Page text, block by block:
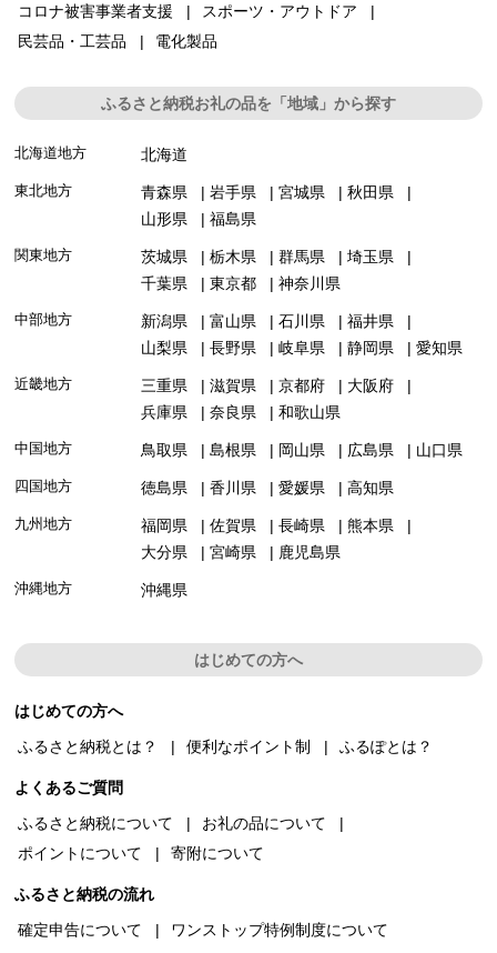
コロナ被害事業者支援
スポーツ・アウトドア
民芸品・工芸品
電化製品
ふるさと納税お礼の品を「地域」から探す
北海道地方 北海道
東北地方 青森県 岩手県 宮城県
秋田県
山形県
福島県
関東地方 茨城県 栃木県 群馬県
埼玉県
千葉県
東京都 神奈川県
中部地方 新潟県 富山県 石川県
福井県
山梨県
長野県 岐阜県 静岡県 愛知県
近畿地方 三重県 滋賀県 京都府
大阪府
兵庫県
奈良県 和歌山県
中国地方 鳥取県 島根県 岡山県 広島県 山口県
四国地方 徳島県 香川県 愛媛県 高知県
九州地方 福岡県 佐賀県 長崎県
熊本県
大分県
宮崎県 鹿児島県
沖縄地方 沖縄県
はじめての方へ
はじめての方へ
ふるさと納税とは？
便利なポイント制 ふるぽとは？
よくあるご質問
ふるさと納税について
お礼の品について
ポイントについて
寄附について
ふるさと納税の流れ
確定申告について
ワンストップ特例制度について